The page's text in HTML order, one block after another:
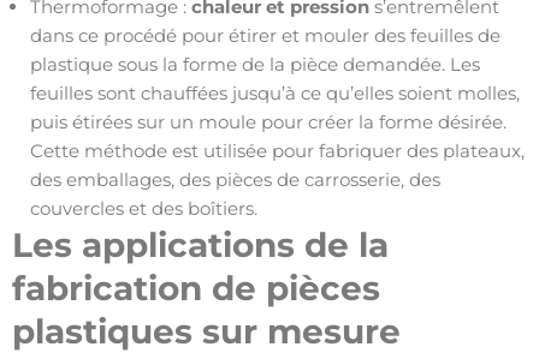
Thermoformage : chaleur et pression s’entremêlent
dans ce procédé pour étirer et mouler des feuilles de
plastique sous la forme de la pièce demandée. Les
feuilles sont chauffées jusqu’à ce qu’elles soient molles,
puis étirées sur un moule pour créer la forme désirée.
Cette méthode est utilisée pour fabriquer des plateaux,
des emballages, des pièces de carrosserie, des
couvercles et des boîtiers.
Les applications de la
fabrication de pièces
plastiques sur mesure